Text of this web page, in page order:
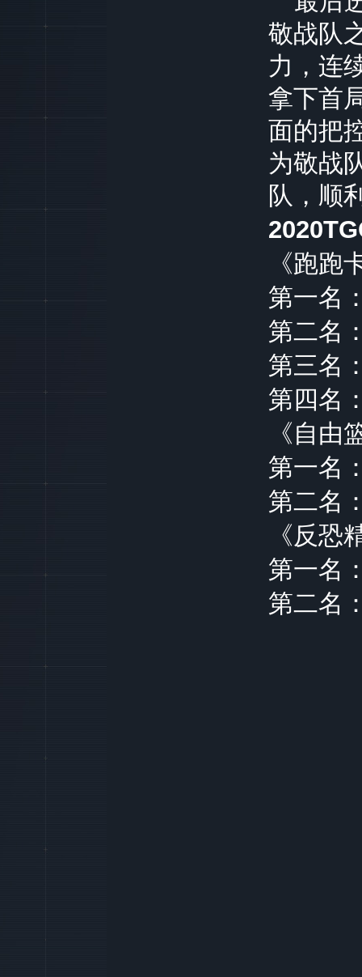
敬战队
力，连
拿下首
面的把
为敬战
队，顺
《跑跑
第一名
第二名
第三名
第四名
《自由
第一名
第二名
《反恐
第一名
第二名